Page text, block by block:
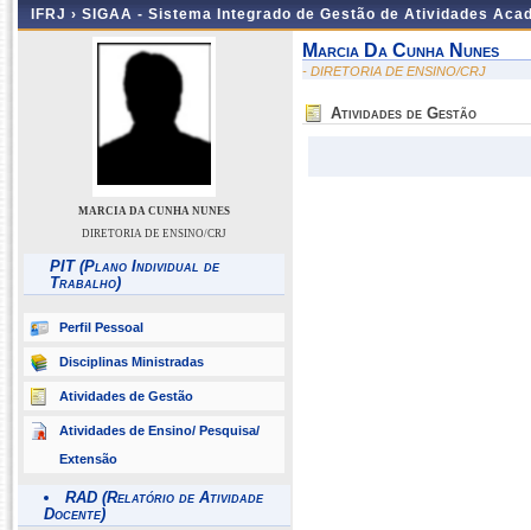
IFRJ › SIGAA - Sistema Integrado de Gestão de Atividades
MARCIA DA CUNHA NUNES
DIRETORIA DE ENSINO/CRJ
PIT (Plano Individual de
Trabalho)
Perfil Pessoal
Disciplinas Ministradas
Atividades de Gestão
Atividades de Ensino/ Pesquisa/
Extensão
RAD (Relatório de Atividade
Docente)
Marcia Da Cunha Nunes
- DIRETORIA DE ENSINO/CRJ
Atividades de Gestão